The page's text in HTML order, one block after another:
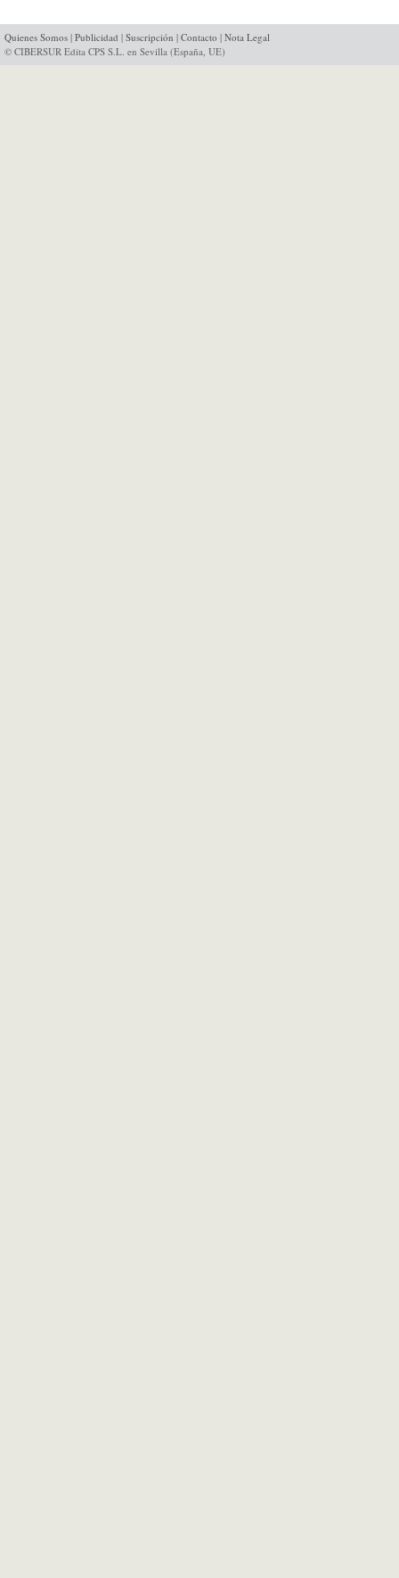
Quienes Somos | Publicidad | Suscripción | Contacto | Nota Legal
© CIBERSUR Edita CPS S.L. en Sevilla (España, UE)